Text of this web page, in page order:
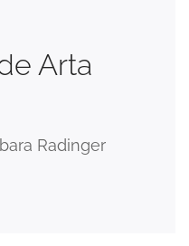
Arta
Radinger